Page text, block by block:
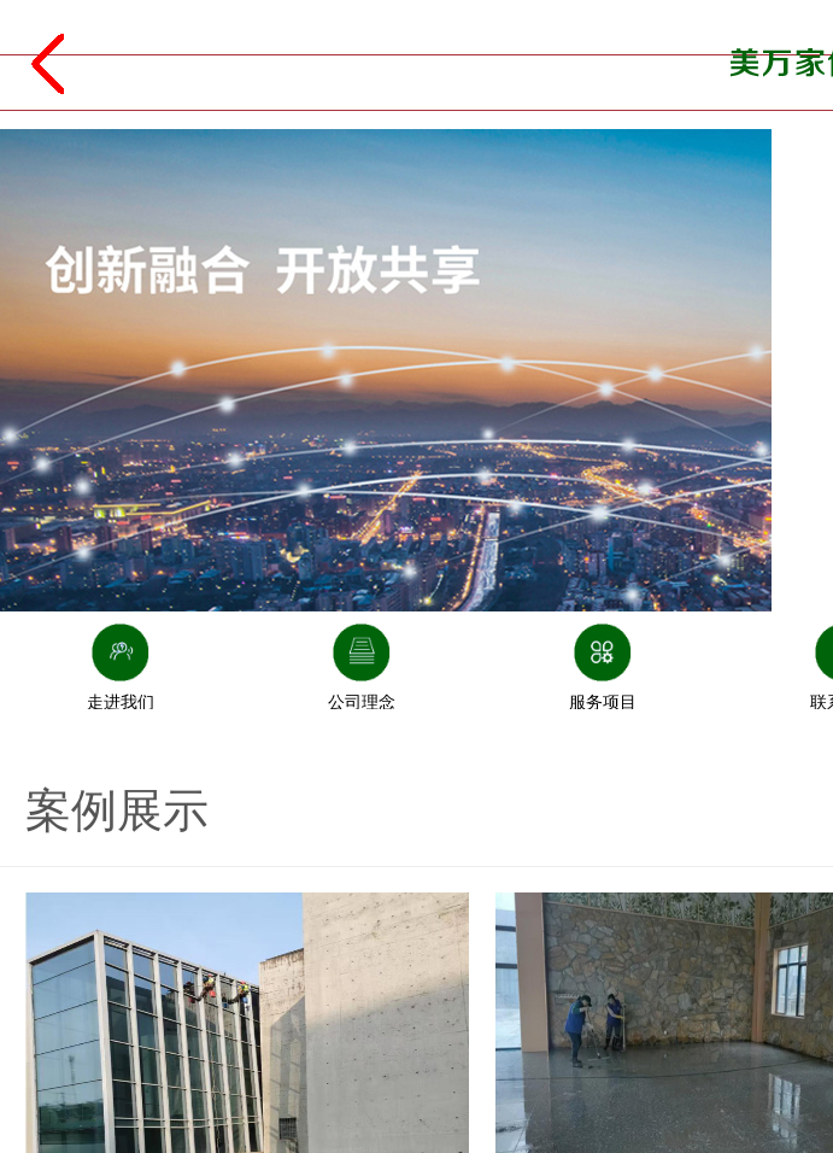
走进我们 公司理念 服务项目 联
案例展示